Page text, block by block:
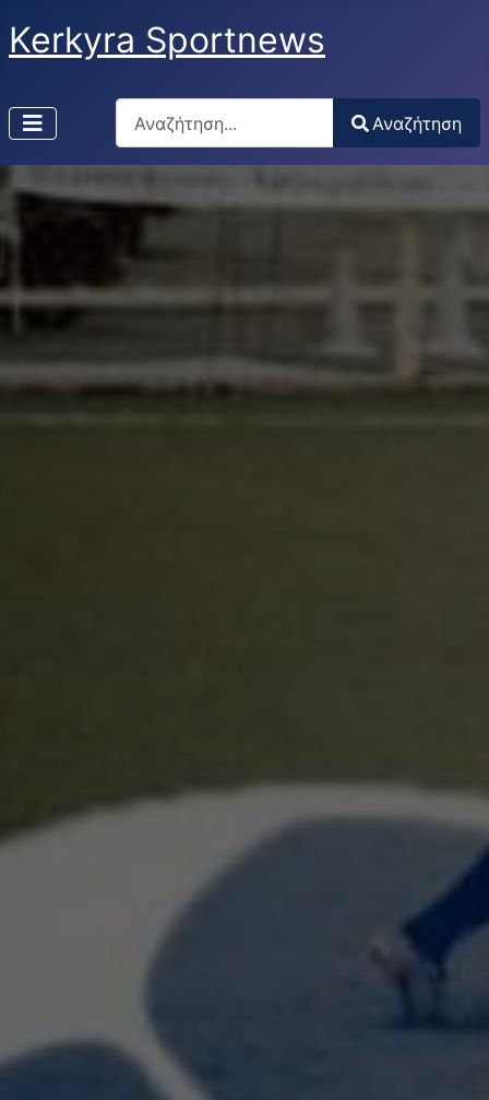
Kerkyra Sportnews
Αναζήτηση
Type 2 or more characters for results.
Αναζήτηση